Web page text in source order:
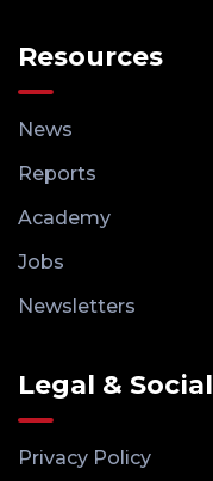
Resources
News
Reports
Academy
Jobs
Newsletters
Legal & Social
Privacy Policy